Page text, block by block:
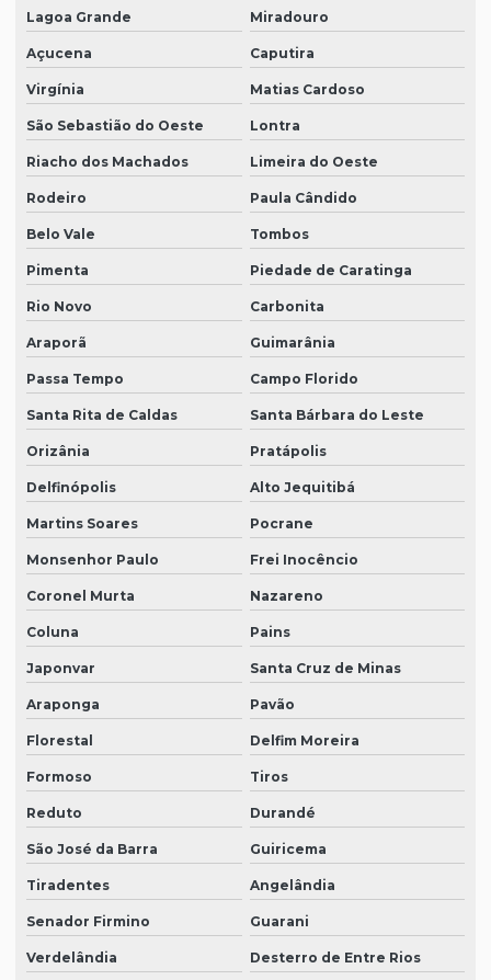
Lagoa Grande Miradouro
Açucena Caputira
Virgínia Matias Cardoso
São Sebastião do Oeste Lontra
Riacho dos Machados Limeira do Oeste
Rodeiro Paula Cândido
Belo Vale Tombos
Pimenta Piedade de Caratinga
Rio Novo Carbonita
Araporã Guimarânia
Passa Tempo Campo Florido
Santa Rita de Caldas Santa Bárbara do Leste
Orizânia Pratápolis
Delfinópolis Alto Jequitibá
Martins Soares Pocrane
Monsenhor Paulo Frei Inocêncio
Coronel Murta Nazareno
Coluna Pains
Japonvar Santa Cruz de Minas
Araponga Pavão
Florestal Delfim Moreira
Formoso Tiros
Reduto Durandé
São José da Barra Guiricema
Tiradentes Angelândia
Senador Firmino Guarani
Verdelândia Desterro de Entre Rios